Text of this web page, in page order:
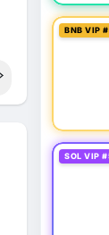
BNB VIP
SOL VIP